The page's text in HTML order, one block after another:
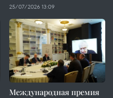
25/07/2026 13:09
Международная премия